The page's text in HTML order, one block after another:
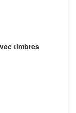
timbres